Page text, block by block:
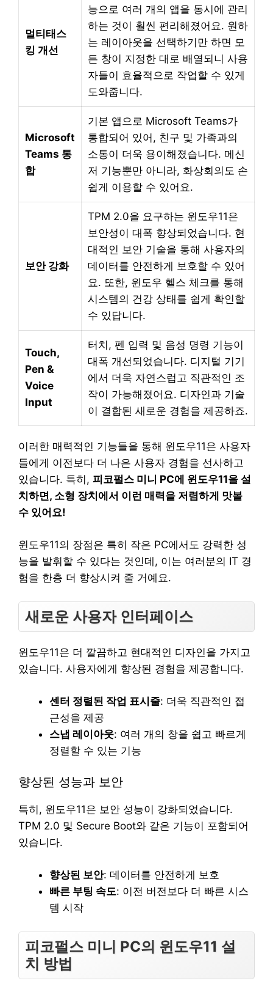
멀티태스
킹 개선
능으로 여러 개의 앱을 동시에 관리
하는 것이 훨씬 편리해졌어요. 원하
는 레이아웃을 선택하기만 하면 모
든 창이 지정한 대로 배열되니 사용
자들이 효율적으로 작업할 수 있게
도와줍니다.
Microsoft
Teams 통
합
기본 앱으로 Microsoft Teams가
통합되어 있어, 친구 및 가족과의
소통이 더욱 용이해졌습니다. 메신
저 기능뿐만 아니라, 화상회의도 손
쉽게 이용할 수 있어요.
보안 강화
TPM 2.0을 요구하는 윈도우11은
보안성이 대폭 향상되었습니다. 현
대적인 보안 기술을 통해 사용자의
데이터를 안전하게 보호할 수 있어
요. 또한, 윈도우 헬스 체크를 통해
시스템의 건강 상태를 쉽게 확인할
수 있답니다.
Touch,
Pen &
Voice
Input
터치, 펜 입력 및 음성 명령 기능이
대폭 개선되었습니다. 디지털 기기
에서 더욱 자연스럽고 직관적인 조
작이 가능해졌어요. 디자인과 기술
이 결합된 새로운 경험을 제공하죠.
이러한 매력적인 기능들을 통해 윈도우11은 사용자
들에게 이전보다 더 나은 사용자 경험을 선사하고
있습니다. 특히, 피코펄스 미니 PC에 윈도우11을 설
치하면, 소형 장치에서 이런 매력을 저렴하게 맛볼
수 있어요!
윈도우11의 장점은 특히 작은 PC에서도 강력한 성
능을 발휘할 수 있다는 것인데, 이는 여러분의 IT 경
험을 한층 더 향상시켜 줄 거예요.
새로운 사용자 인터페이스
윈도우11은 더 깔끔하고 현대적인 디자인을 가지고
있습니다. 사용자에게 향상된 경험을 제공합니다.
센터 정렬된 작업 표시줄: 더욱 직관적인 접
근성을 제공
스냅 레이아웃: 여러 개의 창을 쉽고 빠르게
정렬할 수 있는 기능
향상된 성능과 보안
특히, 윈도우11은 보안 성능이 강화되었습니다.
TPM 2.0 및 Secure Boot와 같은 기능이 포함되어
있습니다.
향상된 보안: 데이터를 안전하게 보호
빠른 부팅 속도: 이전 버전보다 더 빠른 시스
템 시작
피코펄스 미니 PC의 윈도우11 설
치 방법